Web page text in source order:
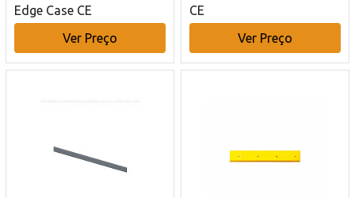
Edge Case CE
Ver Preço
CE
Ver Preço